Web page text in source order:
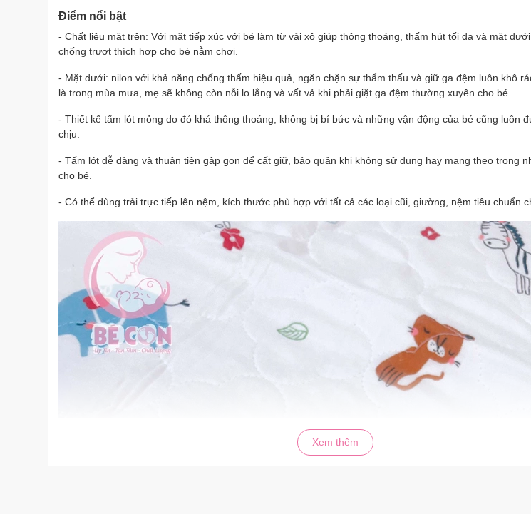
Điểm nổi bật
- Chất liệu mặt trên: Với mặt tiếp xúc với bé làm từ vải xô giúp thông thoáng, thấm hút tối đa và mặt
chống trượt thích hợp cho bé nằm chơi.
- Mặt dưới: nilon với khả năng chống thấm hiệu quả, ngăn chặn sự thẩm thấu và giữ ga đệm luôn khô
là trong mùa mưa, mẹ sẽ không còn nỗi lo lắng và vất vả khi phải giặt ga đệm thường xuyên cho bé.
- Thiết kế tấm lót mỏng do đó khá thông thoáng, không bị bí bức và những vận động của bé cũng luôn
chịu.
- Tấm lót dễ dàng và thuận tiện gập gọn để cất giữ, bảo quản khi không sử dụng hay mang theo trong
cho bé.
- Có thể dùng trải trực tiếp lên nệm, kích thước phù hợp với tất cả các loại cũi, giường, nệm tiêu chuẩn
Xem thêm